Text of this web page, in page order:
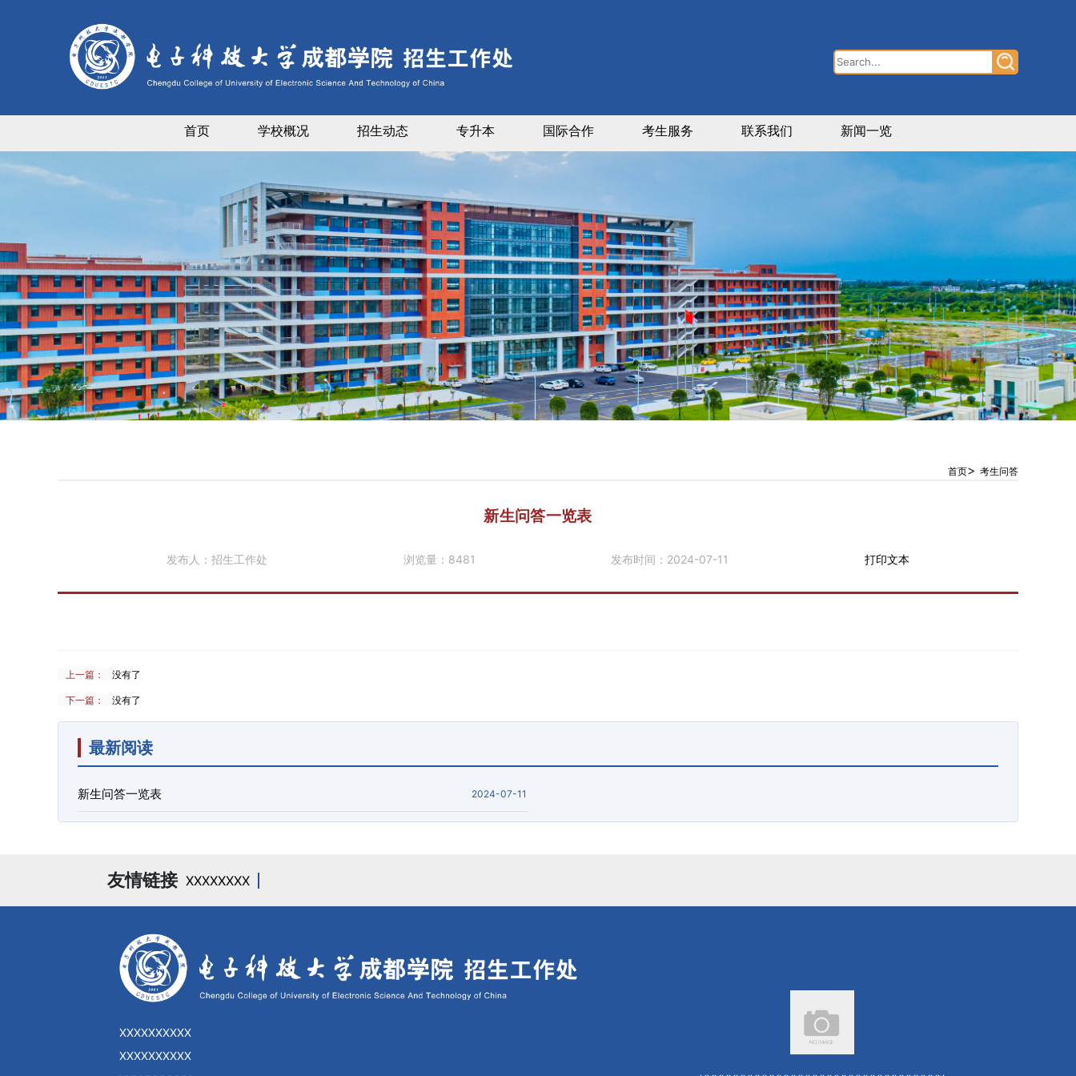
首页 学校概况 招生动态 专升本 国际合作 考生服务 联系我们 新闻一览
首页> 考生问答
新生问答一览表
发布人： 招生工作处 浏览量： 8481 发布时间： 2024-07-11 打印文本
上一篇： 没有了
下一篇： 没有了
最新阅读
新生问答一览表 2024-07-11
友情链接 XXXXXXXX
XXXXXXXXXX
XXXXXXXXXX